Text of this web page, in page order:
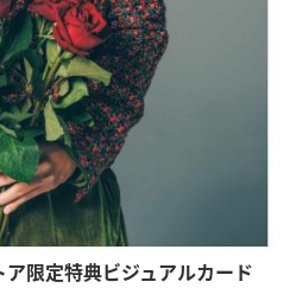
限定特典ビジュアルカード